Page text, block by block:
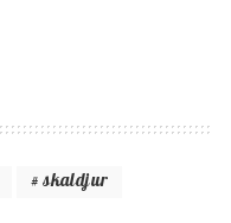
skaldjur